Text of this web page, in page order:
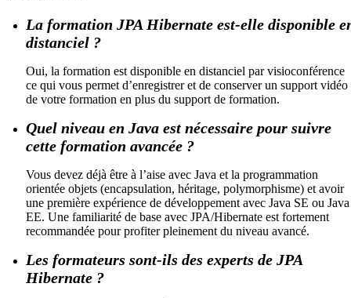
La formation JPA Hibernate est-elle disponible
distanciel ?
Oui, la formation est disponible en distanciel par visioconférence
ce qui vous permet d’enregistrer et de conserver un support vidéo
de votre formation en plus du support de formation.
Quel niveau en Java est nécessaire pour suivre
cette formation avancée ?
Vous devez déjà être à l’aise avec Java et la programmation
orientée objets (encapsulation, héritage, polymorphisme) et avoir
une première expérience de développement avec Java SE ou Java
EE. Une familiarité de base avec JPA/Hibernate est fortement
recommandée pour profiter pleinement du niveau avancé.
Les formateurs sont-ils des experts de JPA
Hibernate ?